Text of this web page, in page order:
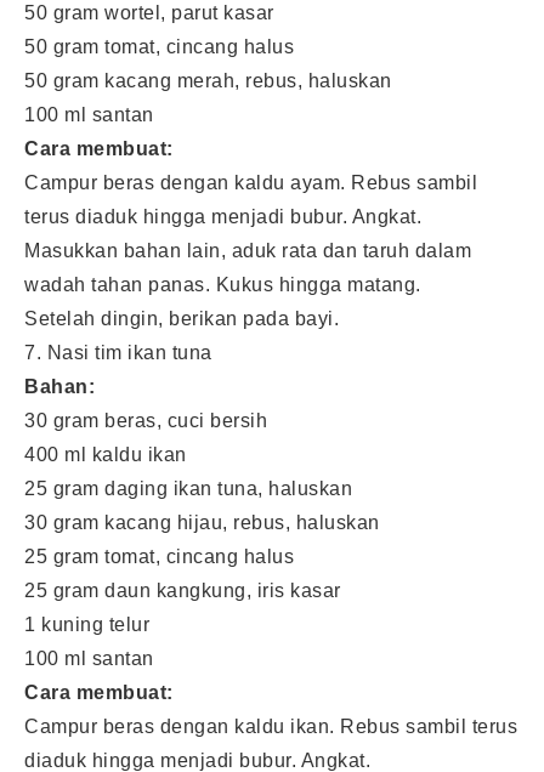
50 gram wortel, parut kasar
50 gram tomat, cincang halus
50 gram kacang merah, rebus, haluskan
100 ml santan
Cara membuat:
Campur beras dengan kaldu ayam. Rebus sambil
terus diaduk hingga menjadi bubur. Angkat.
Masukkan bahan lain, aduk rata dan taruh dalam
wadah tahan panas. Kukus hingga matang.
Setelah dingin, berikan pada bayi.
7. Nasi tim ikan tuna
Bahan:
30 gram beras, cuci bersih
400 ml kaldu ikan
25 gram daging ikan tuna, haluskan
30 gram kacang hijau, rebus, haluskan
25 gram tomat, cincang halus
25 gram daun kangkung, iris kasar
1 kuning telur
100 ml santan
Cara membuat:
Campur beras dengan kaldu ikan. Rebus sambil terus
diaduk hingga menjadi bubur. Angkat.